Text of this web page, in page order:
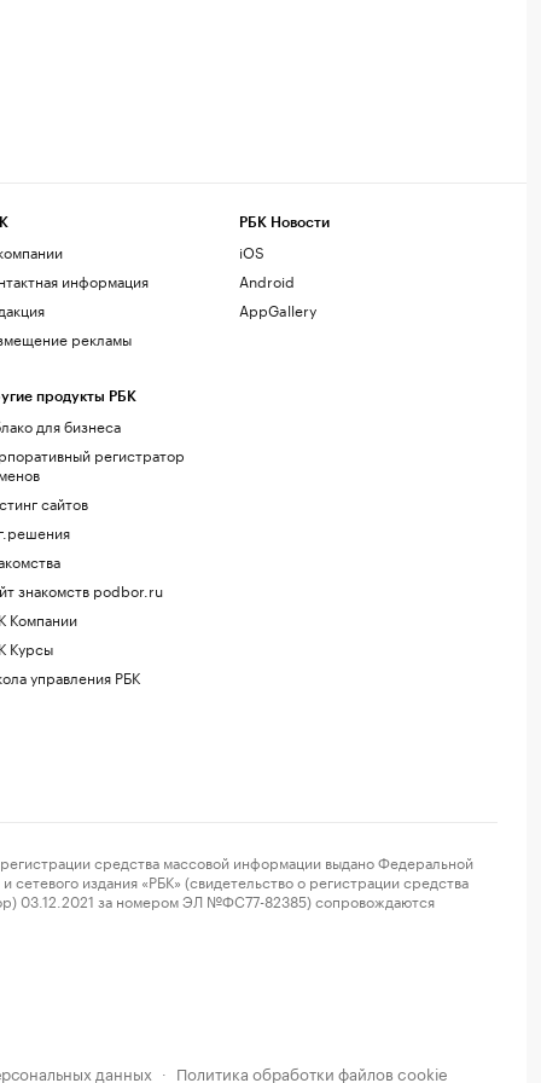
информация
рекламы
продукты РБК
для бизнеса
регистратор
сайтов
знакомств podbor.ru
Компании
Курсы
управления РБК
РБК Новости
iOS
Android
AppGallery
средства массовой информации выдано Федеральной
издания «РБК» (свидетельство о регистрации средства
03.12.2021 за номером ЭЛ №ФС77-82385) сопровождаются
данных · Политика обработки файлов cookie